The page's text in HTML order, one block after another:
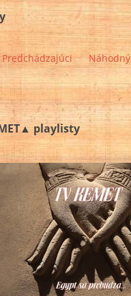
Predchádzajúci Náhodný
playlisty